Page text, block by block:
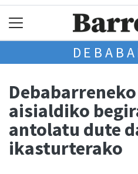
aisialdiko
antolatu dute
ikasturterako